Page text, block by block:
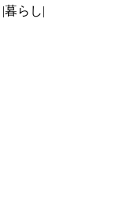
暮らし